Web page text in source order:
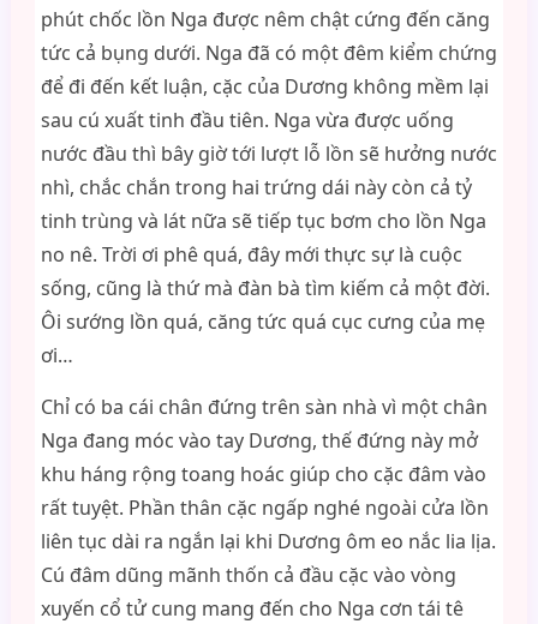
phút chốc lồn Nga được nêm chật cứng đến căng
tức cả bụng dưới. Nga đã có một đêm kiểm chứng
để đi đến kết luận, cặc của Dương không mềm lại
sau cú xuất tinh đầu tiên. Nga vừa được uống
nước đầu thì bây giờ tới lượt lỗ lồn sẽ hưởng nước
nhì, chắc chắn trong hai trứng dái này còn cả tỷ
tinh trùng và lát nữa sẽ tiếp tục bơm cho lồn Nga
no nê. Trời ơi phê quá, đây mới thực sự là cuộc
sống, cũng là thứ mà đàn bà tìm kiếm cả một đời.
Ôi sướng lồn quá, căng tức quá cục cưng của mẹ
ơi…
Chỉ có ba cái chân đứng trên sàn nhà vì một chân
Nga đang móc vào tay Dương, thế đứng này mở
khu háng rộng toang hoác giúp cho cặc đâm vào
rất tuyệt. Phần thân cặc ngấp nghé ngoài cửa lồn
liên tục dài ra ngắn lại khi Dương ôm eo nắc lia lịa.
Cú đâm dũng mãnh thốn cả đầu cặc vào vòng
xuyến cổ tử cung mang đến cho Nga cơn tái tê